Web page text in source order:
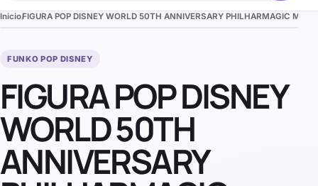
InicioFIGURA POP DISNEY WORLD 50TH ANNIVERSARY PHILHARMAGIC
FUNKO POP DISNEY
FIGURA POP DISNEY
WORLD 50TH
ANNIVERSARY